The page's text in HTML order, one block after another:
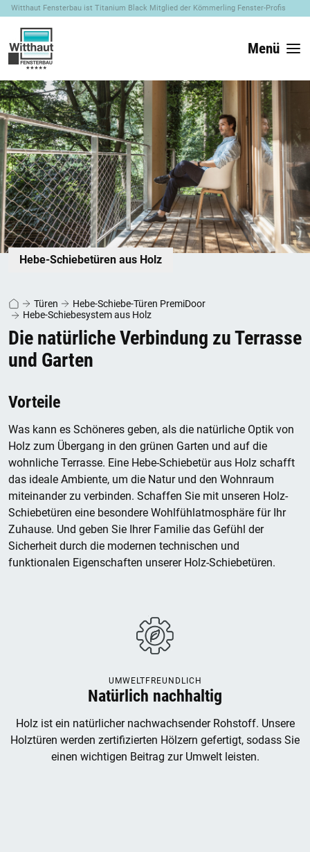
Witthaut Fensterbau ist Titanium Black Mitglied der Kömmerling Fenster-Profis
Menü
Hebe-Schiebetüren aus Holz
Türen
Hebe-Schiebe-Türen PremiDoor
Hebe-Schiebesystem aus Holz
Die natürliche Verbindung zu Terrasse
und Garten
Vorteile
Was kann es Schöneres geben, als die natürliche Optik von
Holz zum Übergang in den grünen Garten und auf die
wohnliche Terrasse. Eine Hebe-Schiebetür aus Holz schafft
das ideale Ambiente, um die Natur und den Wohnraum
miteinander zu verbinden. Schaffen Sie mit unseren Holz-
Schiebetüren eine besondere Wohlfühlatmosphäre für Ihr
Zuhause. Und geben Sie Ihrer Familie das Gefühl der
Sicherheit durch die modernen technischen und
funktionalen Eigenschaften unserer Holz-Schiebetüren.
UMWELTFREUNDLICH
Natürlich nachhaltig
Holz ist ein natürlicher nachwachsender Rohstoff. Unsere
Holztüren werden zertifizierten Hölzern gefertigt, sodass Sie
einen wichtigen Beitrag zur Umwelt leisten.